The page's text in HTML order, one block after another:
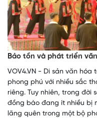
Bảo tồn và phát triển
VOV4.VN - Di sản văn
phong phú với nhiều sắc
riêng. Tuy nhiên, trong đời
đồng bào đang ít nhiều bị
lãng quên trong một bộ